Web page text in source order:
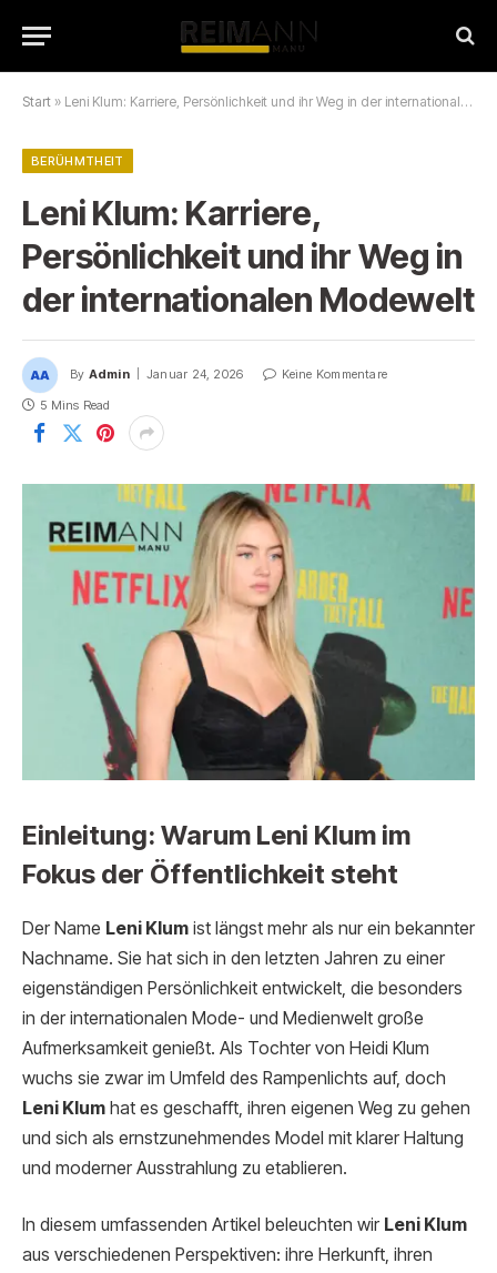
Start » Leni Klum: Karriere, Persönlichkeit und ihr Weg in der internationalen Modewelt
BERÜHMTHEIT
Leni Klum: Karriere,
Persönlichkeit und ihr Weg in
der internationalen Modewelt
By Admin Januar 24, 2026
Keine Kommentare
5 Mins Read
Einleitung: Warum Leni Klum im
Fokus der Öffentlichkeit steht
Der Name Leni Klum ist längst mehr als nur ein bekannter
Nachname. Sie hat sich in den letzten Jahren zu einer
eigenständigen Persönlichkeit entwickelt, die besonders
in der internationalen Mode- und Medienwelt große
Aufmerksamkeit genießt. Als Tochter von Heidi Klum
wuchs sie zwar im Umfeld des Rampenlichts auf, doch
Leni Klum hat es geschafft, ihren eigenen Weg zu gehen
und sich als ernstzunehmendes Model mit klarer Haltung
und moderner Ausstrahlung zu etablieren.
In diesem umfassenden Artikel beleuchten wir Leni Klum
aus verschiedenen Perspektiven: ihre Herkunft, ihren